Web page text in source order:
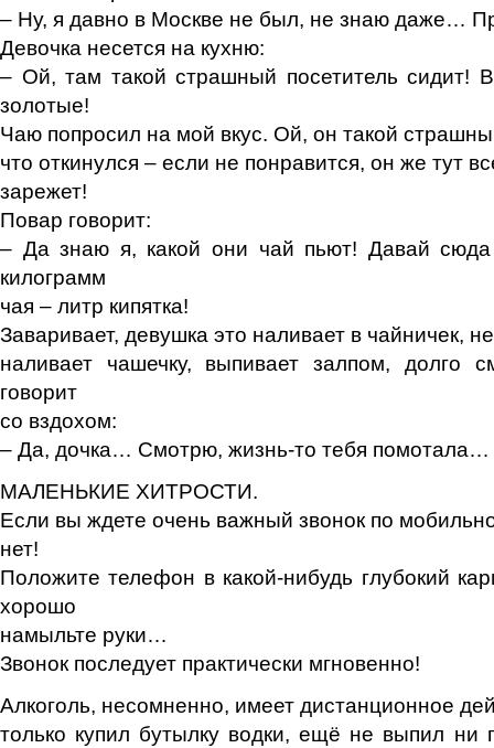
– Ну, я давно в Москве не был, не знаю даже…
Девочка несется на кухню:
– Ой, там такой страшный посетитель сидит!
золотые!
Чаю попросил на мой вкус. Ой, он такой
что откинулся – если не понравится, он же тут
зарежет!
Повар говорит:
– Да знаю я, какой они чай пьют! Давай
килограмм
чая – литр кипятка!
Заваривает, девушка это наливает в чайничек,
наливает чашечку, выпивает залпом, долго
говорит
со вздохом:
– Да, дочка… Смотрю, жизнь-то тебя помотала…
МАЛЕНЬКИЕ ХИТРОСТИ.
Если вы ждете очень важный звонок по
нет!
Положите телефон в какой-нибудь глубокий
хорошо
намыльте руки…
Звонок последует практически мгновенно!
Алкоголь, несомненно, имеет дистанционное
только купил бутылку водки, ещё не выпил ни